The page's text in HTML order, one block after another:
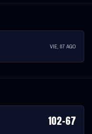
VIE, 07 AGO
102-67